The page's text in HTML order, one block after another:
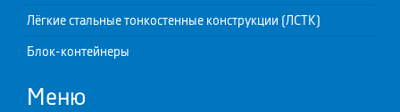
Лёгкие стальные тонкостенные конструкции (ЛСТК)
Блок-контейнеры
Меню